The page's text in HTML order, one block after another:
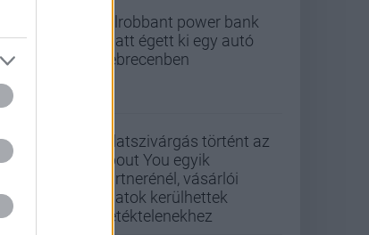
Felrobbant power bank
miatt égett ki egy autó
Debrecenben
Adatszivárgás történt az
About You egyik
partnerénél, vásárlói
adatok kerülhettek
illetéktelenekhez